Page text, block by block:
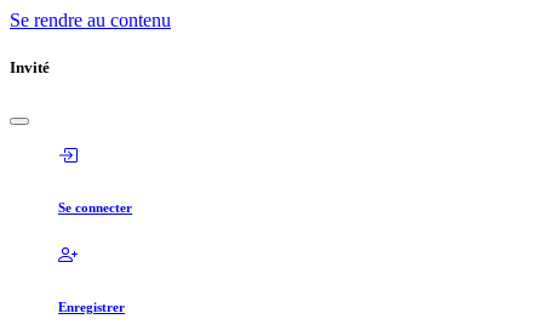
Se rendre au contenu
Invité
Se connecter
Enregistrer